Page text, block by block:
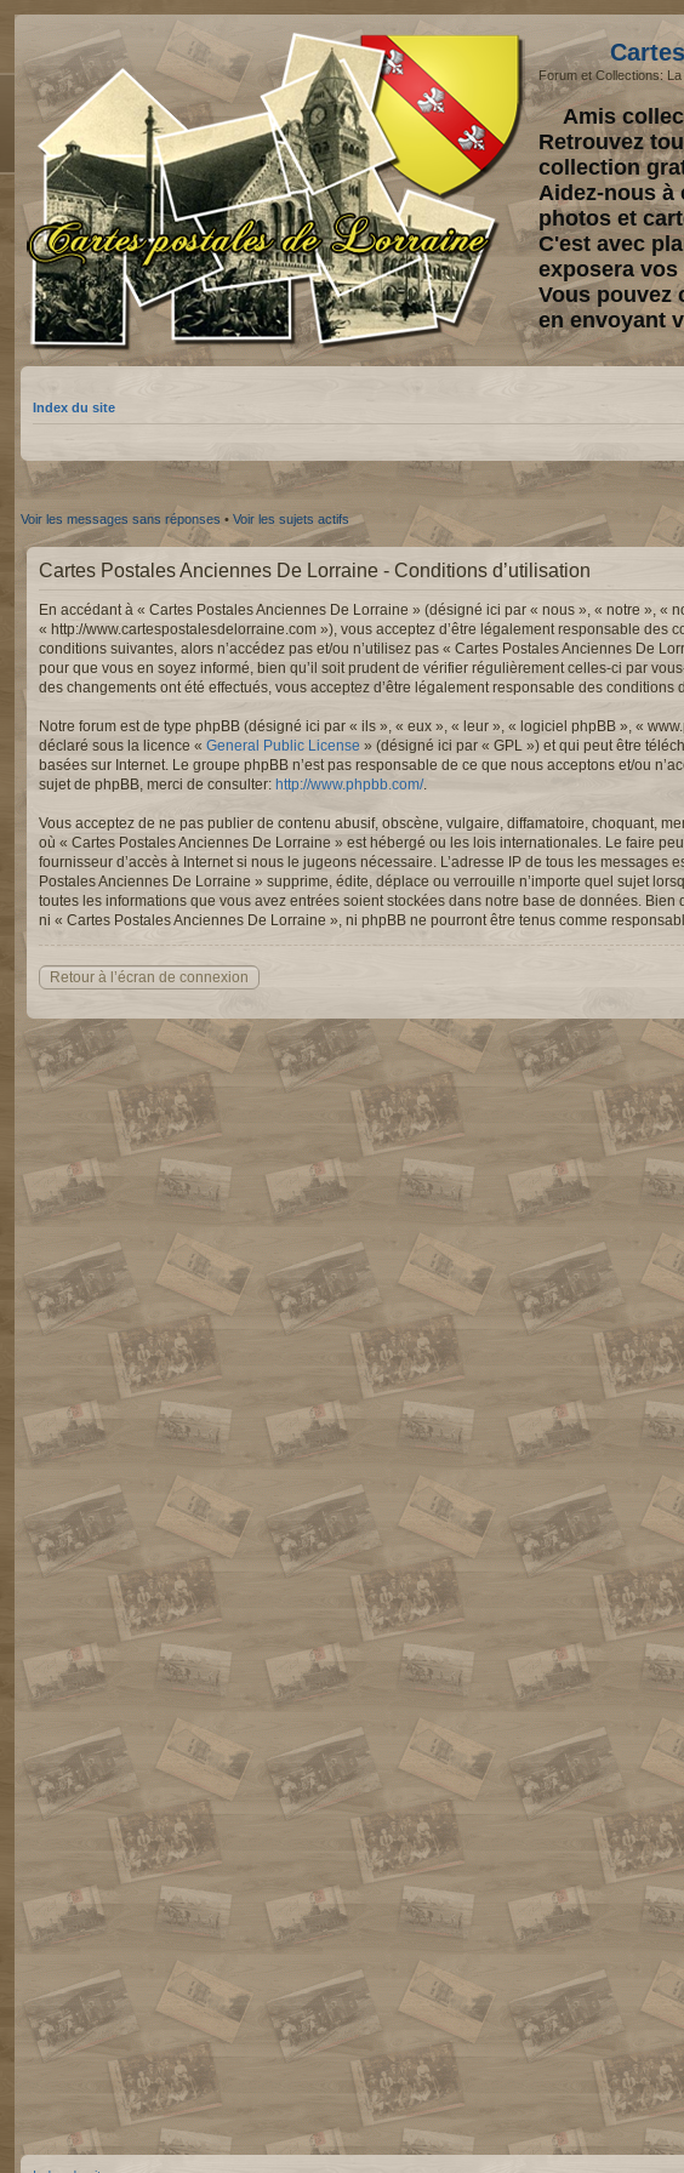
Forum et Collections:
Amis
Retrouvez
collection
Aidez-nous à
photos et
C'est avec
exposera vos
Vous pouvez
en envoyant
Index du site
Voir les messages sans réponses • Voir les sujets actifs
Cartes Postales Anciennes De Lorraine - Conditions d’utilisation
En accédant à « Cartes Postales Anciennes De Lorraine » (désigné ici par « nous », « notre », «
« http://www.cartespostalesdelorraine.com »), vous acceptez d’être légalement responsable des
conditions suivantes, alors n’accédez pas et/ou n’utilisez pas « Cartes Postales Anciennes De
pour que vous en soyez informé, bien qu’il soit prudent de vérifier régulièrement celles-ci par
des changements ont été effectués, vous acceptez d’être légalement responsable des conditions
Notre forum est de type phpBB (désigné ici par « ils », « eux », « leur », « logiciel phpBB », «
déclaré sous la licence « General Public License » (désigné ici par « GPL ») et qui peut être
basées sur Internet. Le groupe phpBB n’est pas responsable de ce que nous acceptons et/ou
sujet de phpBB, merci de consulter: http://www.phpbb.com/.
Vous acceptez de ne pas publier de contenu abusif, obscène, vulgaire, diffamatoire, choquant,
où « Cartes Postales Anciennes De Lorraine » est hébergé ou les lois internationales. Le faire
fournisseur d’accès à Internet si nous le jugeons nécessaire. L’adresse IP de tous les
Postales Anciennes De Lorraine » supprime, édite, déplace ou verrouille n’importe quel sujet
toutes les informations que vous avez entrées soient stockées dans notre base de données.
ni « Cartes Postales Anciennes De Lorraine », ni phpBB ne pourront être tenus comme
Retour à l’écran de connexion